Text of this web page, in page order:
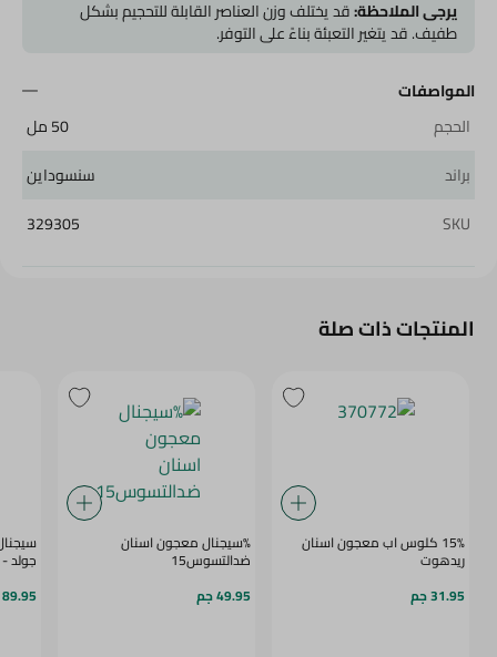
يرجى الملاحظة:قد يختلف وزن العناصر القابلة للتحجيم بشكل
طفيف. قد يتغير التعبئة بناءً على التوفر.
المواصفات
الحجم
50 مل
براند
سنسوداين
SKU
329305
المنتجات ذات صلة
15% كلوس اب معجون اسنان
ريدهوت
31.95 جم
%سيجنال معجون اسنان
ضدالتسوس15
49.95 جم
جولد - 75مل
89.95 جم